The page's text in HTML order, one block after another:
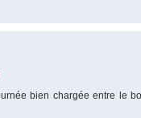
bien chargée entre le